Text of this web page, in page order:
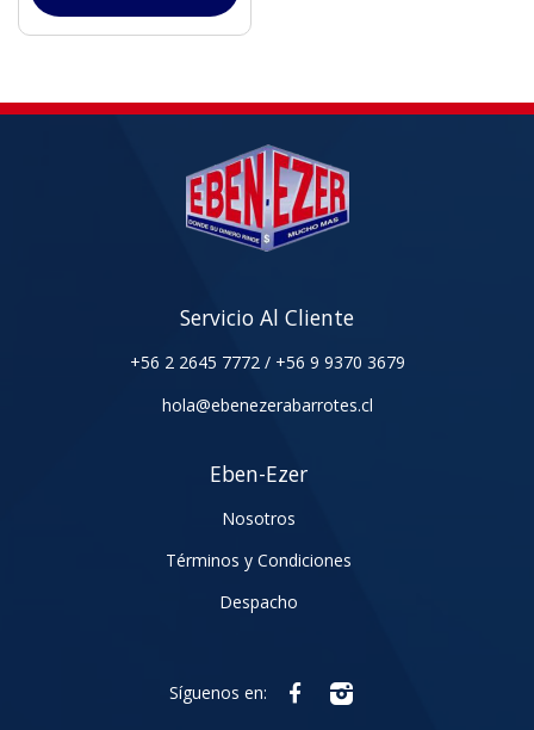
Servicio Al Cliente
+56 2 2645 7772 / +56 9 9370 3679
hola@ebenezerabarrotes.cl
Eben-Ezer
Nosotros
Términos y Condiciones
Despacho
Síguenos en: